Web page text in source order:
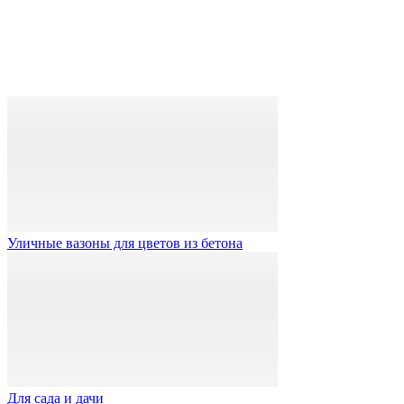
Уличные вазоны для цветов из бетона
Для сада и дачи